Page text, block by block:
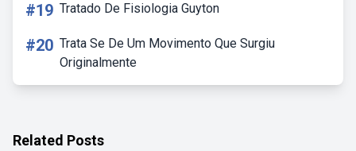
#19 Tratado De Fisiologia Guyton
#20 Trata Se De Um Movimento Que Surgiu
Originalmente
Related Posts